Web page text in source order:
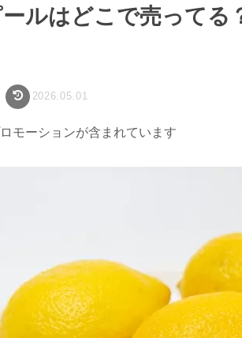
ルはどこで売ってる
2026.05.01
モーションが含まれています